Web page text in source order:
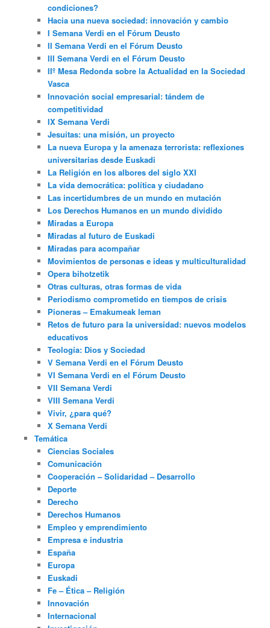
condiciones?
Hacia una nueva sociedad: innovación y cambio
I Semana Verdi en el Fórum Deusto
II Semana Verdi en el Fórum Deusto
III Semana Verdi en el Fórum Deusto
IIº Mesa Redonda sobre la Actualidad en la Sociedad
Vasca
Innovación social empresarial: tándem de
competitividad
IX Semana Verdi
Jesuitas: una misión, un proyecto
La nueva Europa y la amenaza terrorista: reflexiones
universitarias desde Euskadi
La Religión en los albores del siglo XXI
La vida democrática: política y ciudadano
Las incertidumbres de un mundo en mutación
Los Derechos Humanos en un mundo dividido
Miradas a Europa
Miradas al futuro de Euskadi
Miradas para acompañar
Movimientos de personas e ideas y multiculturalidad
Opera bihotzetik
Otras culturas, otras formas de vida
Periodismo comprometido en tiempos de crisis
Pioneras – Emakumeak leman
Retos de futuro para la universidad: nuevos modelos
educativos
Teología: Dios y Sociedad
V Semana Verdi en el Fórum Deusto
VI Semana Verdi en el Fórum Deusto
VII Semana Verdi
VIII Semana Verdi
Vivir, ¿para qué?
X Semana Verdi
Temática
Ciencias Sociales
Comunicación
Cooperación – Solidaridad – Desarrollo
Deporte
Derecho
Derechos Humanos
Empleo y emprendimiento
Empresa e industria
España
Europa
Euskadi
Fe – Ética – Religión
Innovación
Internacional